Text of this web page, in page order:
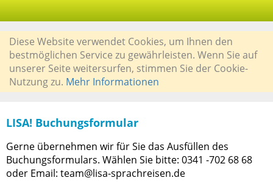
Diese Website verwendet Cookies, um Ihnen den
bestmöglichen Service zu gewährleisten. Wenn Sie auf
unserer Seite weitersurfen, stimmen Sie der Cookie-
Nutzung zu. Mehr Informationen
LISA! Buchungsformular
Gerne übernehmen wir für Sie das Ausfüllen des
Buchungsformulars. Wählen Sie bitte: 0341 -702 68 68
oder Email: team@lisa-sprachreisen.de